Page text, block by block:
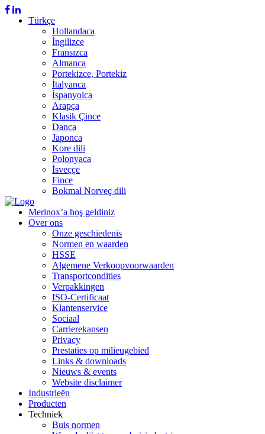
Türkçe
Hollandaca
İngilizce
Fransızca
Almanca
Portekizce, Portekiz
İtalyanca
İspanyolca
Arapça
Klasik Çince
Danca
Japonca
Kore dili
Polonyaca
İsveççe
Fince
Bokmal Norveç dili
Merinox’a hoş geldiniz
Over ons
Onze geschiedenis
Normen en waarden
HSSE
Algemene Verkoopvoorwaarden
Transportcondities
Verpakkingen
ISO-Certificaat
Klantenservice
Sociaal
Carrierekansen
Privacy
Prestaties op milieugebied
Links & downloads
Nieuws & events
Website disclaimer
Industrieën
Producten
Techniek
Buis normen